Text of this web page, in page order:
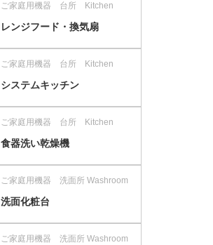
ご家庭用機器 台所 Kitchen
レンジフード・換気扇
ご家庭用機器 台所 Kitchen
システムキッチン
ご家庭用機器 台所 Kitchen
食器洗い乾燥機
ご家庭用機器 洗面所 Washroom
洗面化粧台
ご家庭用機器 洗面所 Washroom